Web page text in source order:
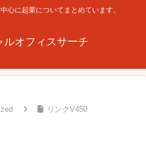
心に起業についてまとめています。
ルオフィスサーチ
リンクV450